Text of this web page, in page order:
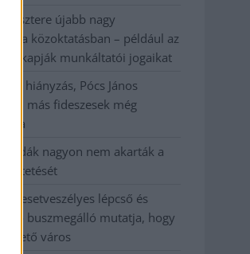
újabb nagy
a közoktatásban – például az
munkáltatói jogaikat
hiányzás, Pócs János
más fideszesek még
nagyon nem akarták a
lépcső és
buszmegálló mutatja, hogy
város